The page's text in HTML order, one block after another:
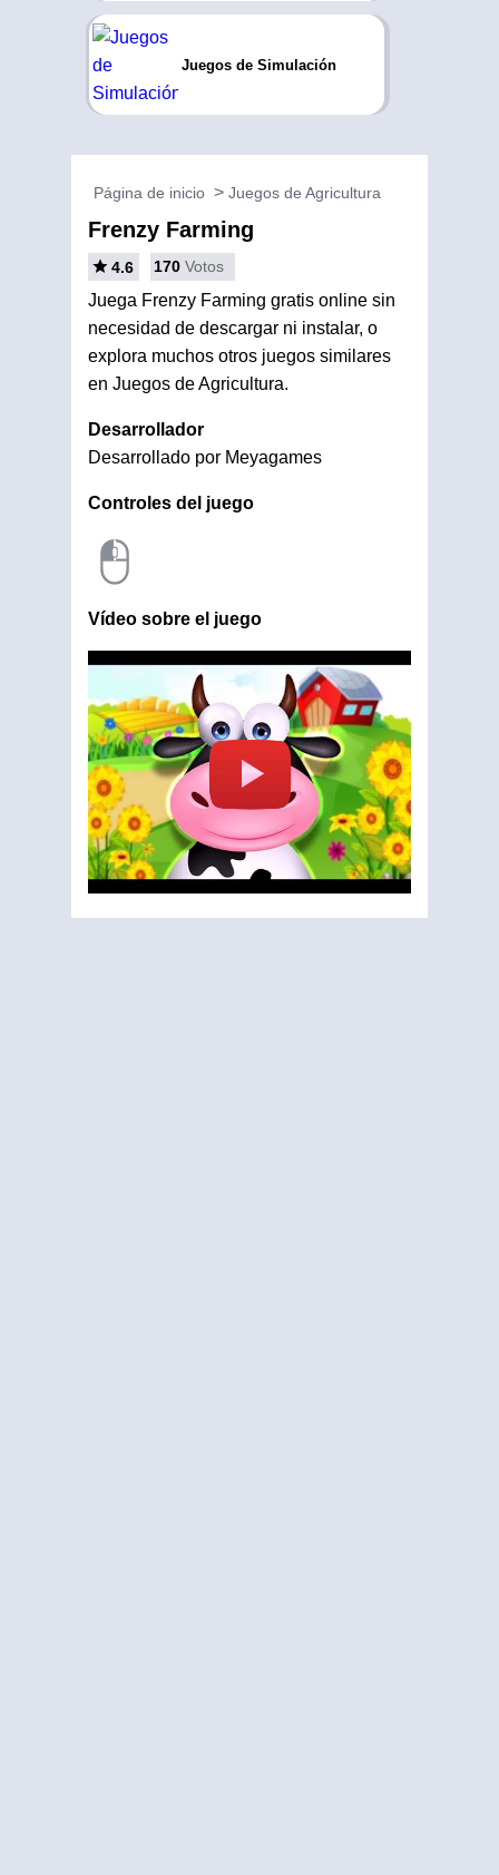
Juegos de Simulación
Página de inicio Juegos de Agricultura
Frenzy Farming
4.6 170 Votos
Juega Frenzy Farming gratis online sin
necesidad de descargar ni instalar, o
explora muchos otros juegos similares
en Juegos de Agricultura.
Desarrollador
Desarrollado por Meyagames
Controles del juego
Vídeo sobre el juego